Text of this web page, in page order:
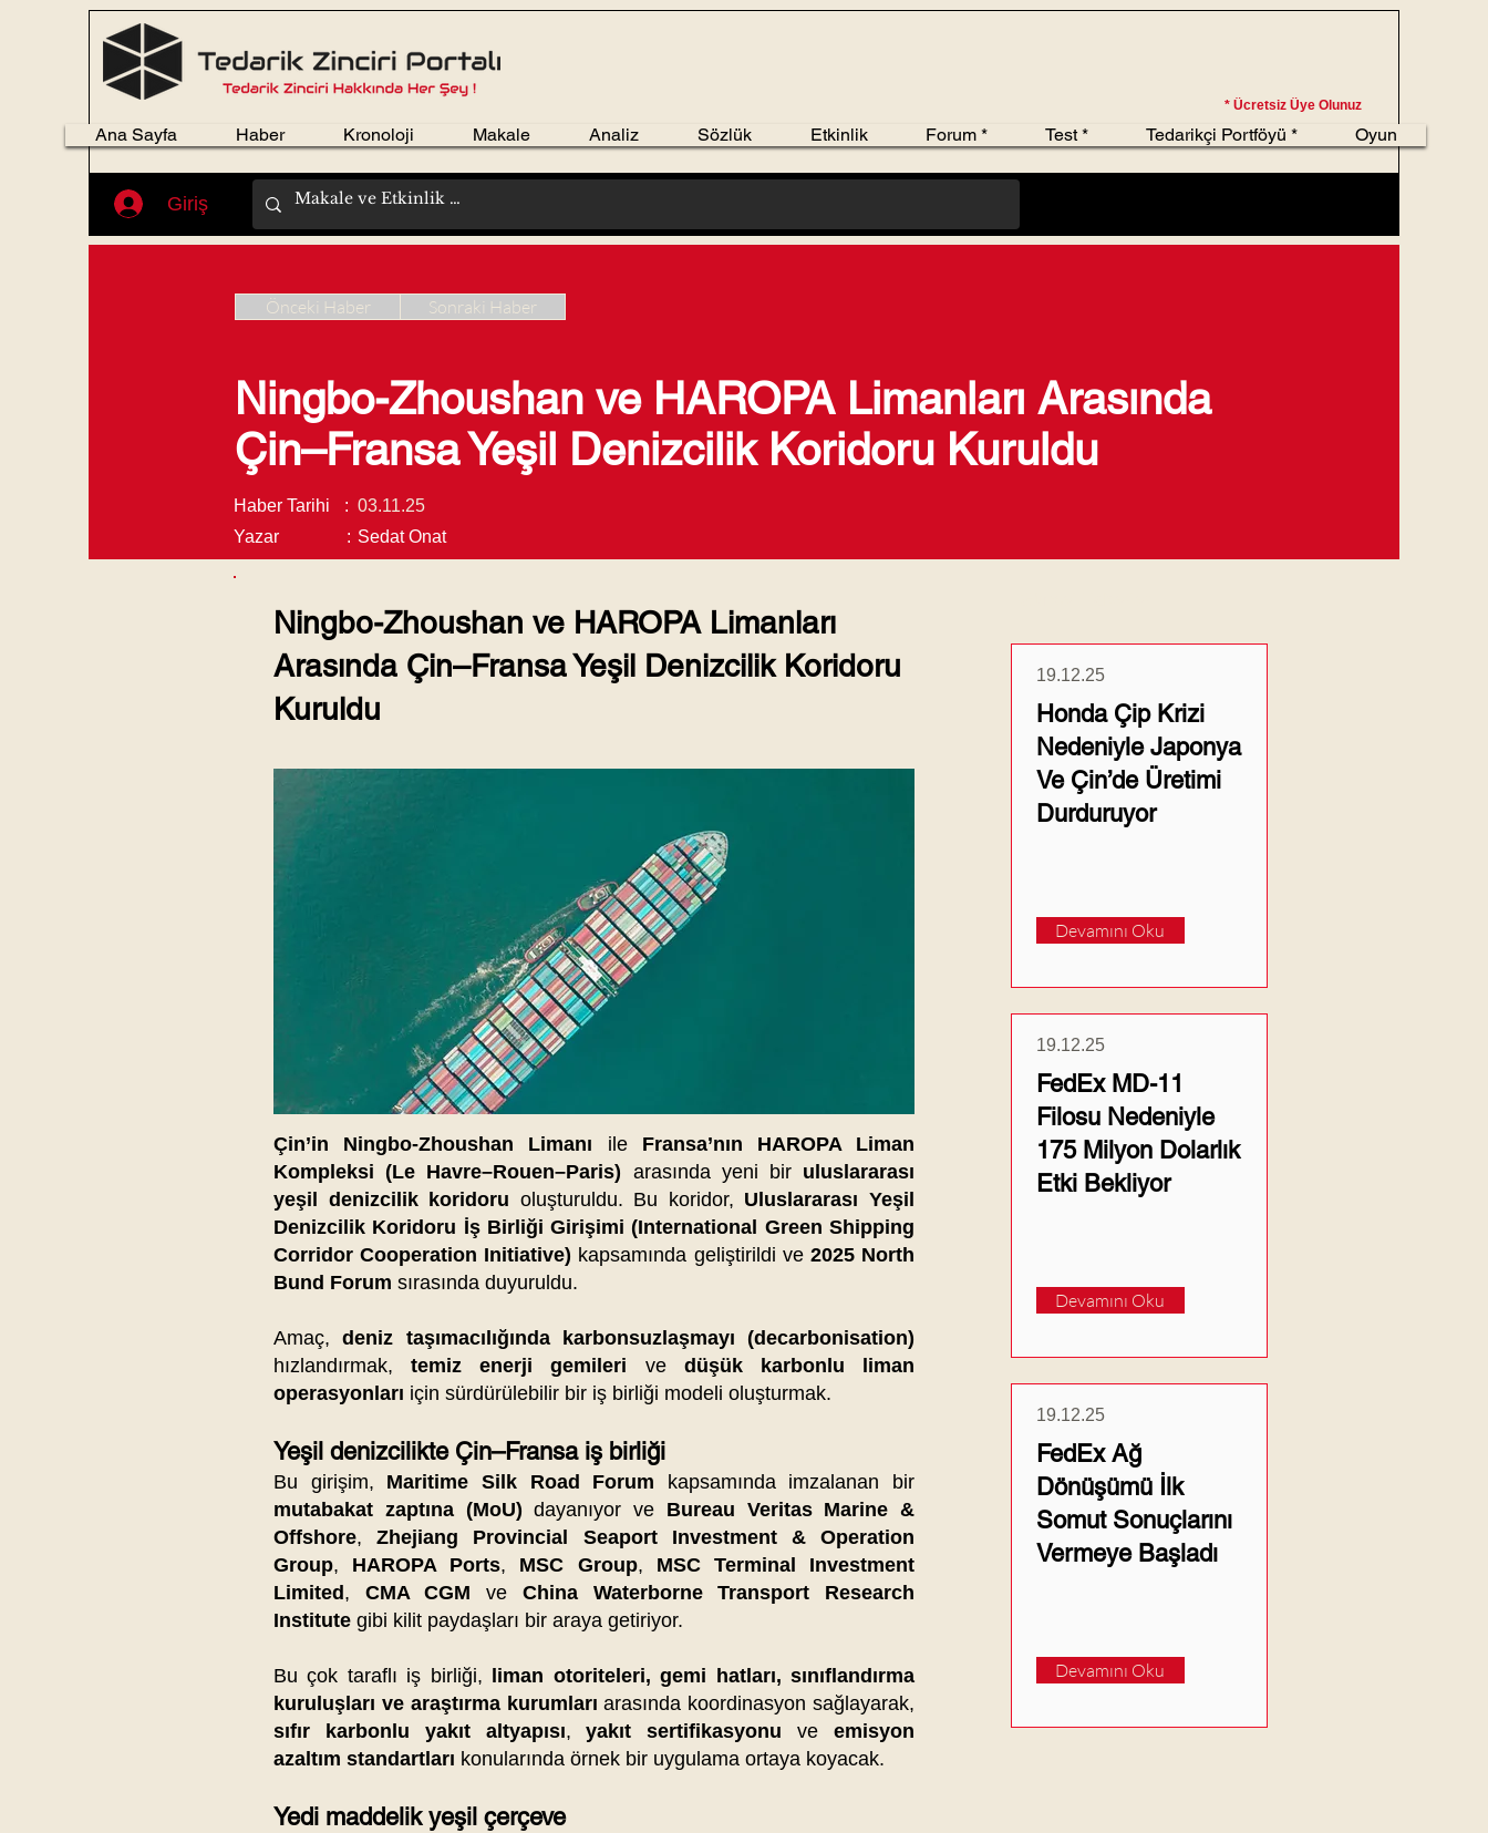
* Ücretsiz Üye Olunuz
Giriş
Ana Sayfa Haber Kronoloji Makale Analiz Sözlük Etkinlik Forum * Test * Tedarikçi Portföyü * Oyun
Önceki Haber Sonraki Haber
Ningbo-Zhoushan ve HAROPA Limanları Arasında
Çin–Fransa Yeşil Denizcilik Koridoru Kuruldu
Haber Tarihi : 03.11.25
Yazar
: Sedat Onat
Ningbo-Zhoushan ve HAROPA Limanları
Arasında Çin–Fransa Yeşil Denizcilik Koridoru
Kuruldu
Çin’in Ningbo-Zhoushan Limanı ile Fransa’nın HAROPA Liman
Kompleksi (Le Havre–Rouen–Paris) arasında yeni bir uluslararası
yeşil denizcilik koridoru oluşturuldu. Bu koridor, Uluslararası Yeşil
Denizcilik Koridoru İş Birliği Girişimi (International Green Shipping
Corridor Cooperation Initiative) kapsamında geliştirildi ve 2025 North
Bund Forum sırasında duyuruldu.
Amaç,deniz taşımacılığında karbonsuzlaşmayı (decarbonisation)
hızlandırmak,temiz enerji gemileri ve düşük karbonlu liman
operasyonları için sürdürülebilir bir iş birliği modeli oluşturmak.
Yeşil denizcilikte Çin–Fransa iş birliği
Bu girişim, Maritime Silk Road Forum kapsamında imzalanan bir
mutabakat zaptına (MoU) dayanıyor ve Bureau Veritas Marine &
Offshore,Zhejiang Provincial Seaport Investment & Operation
Group, HAROPA Ports, MSC Group, MSC Terminal Investment
Limited , CMA CGM ve China Waterborne Transport Research
Institute gibi kilit paydaşları bir araya getiriyor.
Bu çok taraflı iş birliği,
liman otoriteleri, gemi hatları, sınıflandırma
kuruluşları ve araştırma kurumları arasında koordinasyon sağlayarak,
sıfır karbonlu yakıt altyapısı,yakıt sertifikasyonu veemisyon
azaltım standartları konularında örnek bir uygulama ortaya koyacak.
Yedi maddelik yeşil çerçeve
19.12.25
Honda Çip Krizi
Nedeniyle Japonya
Ve Çin’de Üretimi
Durduruyor
Devamını Oku
19.12.25
FedEx MD-11
Filosu Nedeniyle
175 Milyon Dolarlık
Etki Bekliyor
Devamını Oku
19.12.25
FedEx Ağ
Dönüşümü İlk
Somut Sonuçlarını
Vermeye Başladı
Devamını Oku